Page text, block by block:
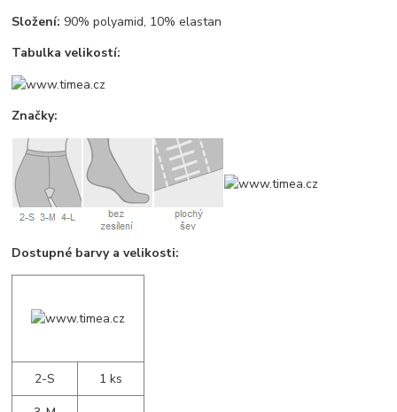
Složení: 90% polyamid, 10% elastan
Tabulka velikostí:
Značky:
Dostupné barvy a velikosti:
2-S
1 ks